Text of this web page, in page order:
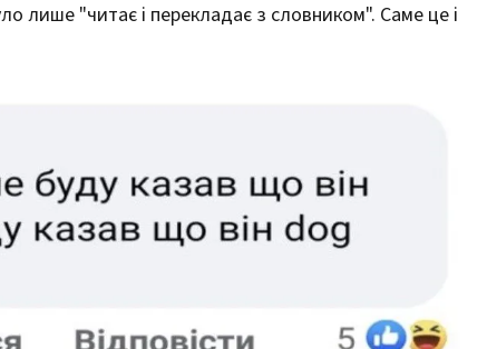
лише "читає і перекладає з словником". Саме це і